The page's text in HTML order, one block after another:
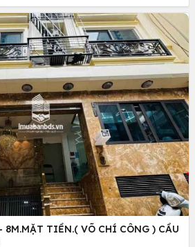
8M.MẶT TIỀN.( VÕ CHÍ CÔNG ) CẦU